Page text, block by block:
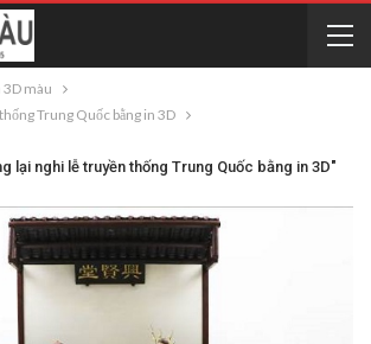
3D màu
Trung Quốc bằng in 3D
lại nghi lễ truyền thống Trung Quốc bằng in 3D"